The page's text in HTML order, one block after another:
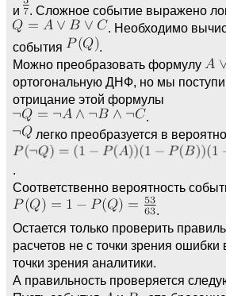
и
. Сложное событие выражено
. Необходимо
события
.
Можно преобразовать формулу
ортогональную ДНФ, но мы
отрицание этой формулы
.
легко преобразуется в
.
Соответственно вероятность
.
Остается только проверить
расчетов не с точки зрения
точки зрения аналитики.
А правильность проверяется